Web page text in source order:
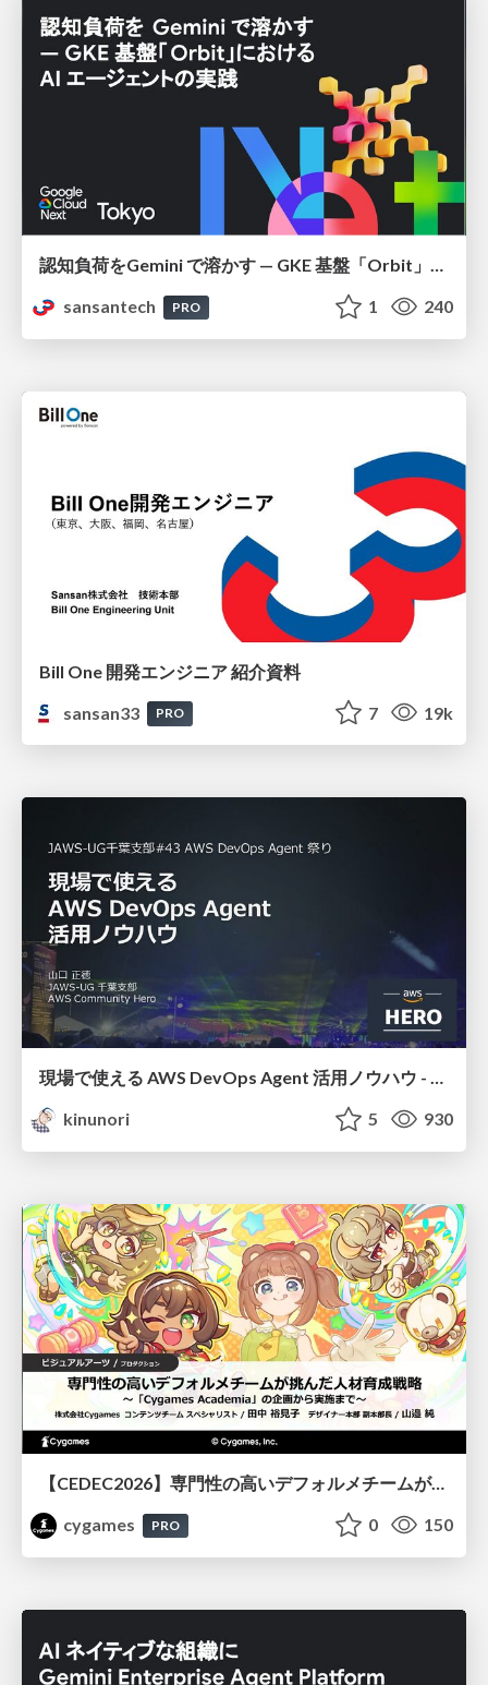
認知負荷をGemini で溶かす — GKE 基盤「Orbit」における AI エージェントの実践
sansantech
PRO 1 240
Bill One 開発エンジニア 紹介資料
sansan33
PRO 7 19k
現場で使える AWS DevOps Agent 活用ノウハウ - Release Management 機能の検証結果を添えて / AWS DevOps Agent Release Management and Know-How
kinunori
5 930
【CEDEC2026】専門性の高いデフォルメチームが挑んだ人材育成戦略 〜Cygames Academiaの企画から実施まで〜
cygames
PRO 0 150